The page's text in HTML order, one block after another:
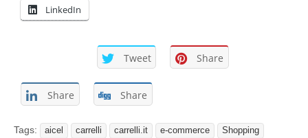
LinkedIn
Tweet Share
Share Share
Tags: aicel carrelli carrelli.it e-commerce
Shopping